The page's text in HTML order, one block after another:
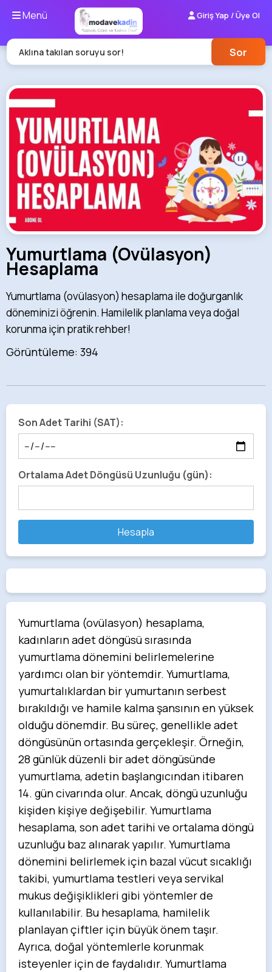
Menü Giriş Yap / Üye Ol
Aklına takılan soruyu sor! Sor
Yumurtlama (Ovülasyon)
Hesaplama
Yumurtlama (ovülasyon) hesaplama ile doğurganlık
döneminizi öğrenin. Hamilelik planlama veya doğal
korunma için pratik rehber!
Görüntüleme: 394
Son Adet Tarihi (SAT):
Ortalama Adet Döngüsü Uzunluğu (gün):
Hesapla
Yumurtlama (ovülasyon) hesaplama,
kadınların adet döngüsü sırasında
yumurtlama dönemini belirlemelerine
yardımcı olan bir yöntemdir. Yumurtlama,
yumurtalıklardan bir yumurtanın serbest
bırakıldığı ve hamile kalma şansının en yüksek
olduğu dönemdir. Bu süreç, genellikle adet
döngüsünün ortasında gerçekleşir. Örneğin,
28 günlük düzenli bir adet döngüsünde
yumurtlama, adetin başlangıcından itibaren
14. gün civarında olur. Ancak, döngü uzunluğu
kişiden kişiye değişebilir. Yumurtlama
hesaplama, son adet tarihi ve ortalama döngü
uzunluğu baz alınarak yapılır. Yumurtlama
dönemini belirlemek için bazal vücut sıcaklığı
takibi, yumurtlama testleri veya servikal
mukus değişiklikleri gibi yöntemler de
kullanılabilir. Bu hesaplama, hamilelik
planlayan çiftler için büyük önem taşır.
Ayrıca, doğal yöntemlerle korunmak
isteyenler için de faydalıdır. Yumurtlama